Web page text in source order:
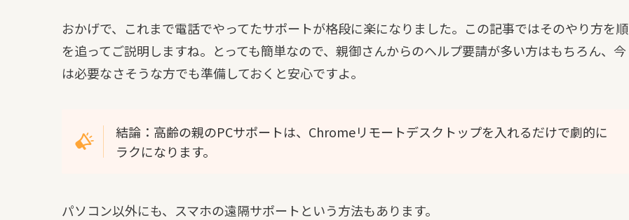
おかげで、これまで電話でやってたサポートが格段に楽になりました。この記事ではそのやり方を順
を追ってご説明しますね。とっても簡単なので、親御さんからのヘルプ要請が多い方はもちろん、今
は必要なさそうな方でも準備しておくと安心ですよ。
結論：高齢の親のPCサポートは、Chromeリモートデスクトップを入れるだけで劇的に
ラクになります。
パソコン以外にも、スマホの遠隔サポートという方法もあります。